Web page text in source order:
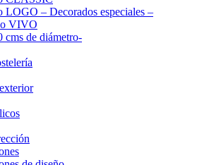
LOGO – Decorados especiales –
VIVO
cms de diámetro-